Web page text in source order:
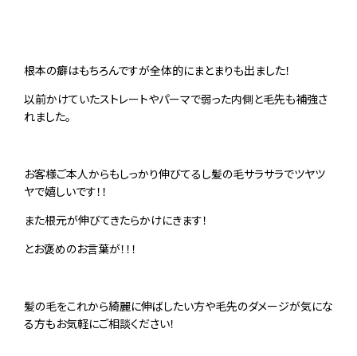
根本の癖はもちろんですが全体的にまとまりも出ました！
以前かけていたストレートやパーマで弱った内側と毛先も補強さ
れました。
お客様ご本人からもしっかり伸びてるし髪の毛サラサラでツヤツ
ヤで嬉しいです！！
また根元が伸びてきたらかけにきます！
とお褒めのお言葉が！！！
髪の毛をこれから綺麗に伸ばしたい方や毛先のダメージが気にな
る方もお気軽にご相談ください！